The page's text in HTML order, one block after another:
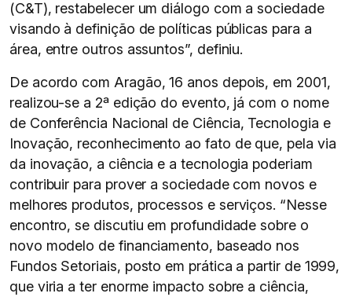
(C&T), restabelecer um diálogo com a sociedade
visando à definição de políticas públicas para a
área, entre outros assuntos”, definiu.
De acordo com Aragão, 16 anos depois, em 2001,
realizou-se a 2ª edição do evento, já com o nome
de Conferência Nacional de Ciência, Tecnologia e
Inovação, reconhecimento ao fato de que, pela via
da inovação, a ciência e a tecnologia poderiam
contribuir para prover a sociedade com novos e
melhores produtos, processos e serviços. “Nesse
encontro, se discutiu em profundidade sobre o
novo modelo de financiamento, baseado nos
Fundos Setoriais, posto em prática a partir de 1999,
que viria a ter enorme impacto sobre a ciência,